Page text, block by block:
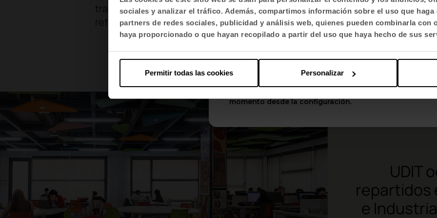
sociales y analizar el tráfico. Además, compartimos información sobre el uso que
partners de redes sociales, publicidad y análisis web, quienes pueden combinarla con
haya proporcionado o que hayan recopilado a partir del uso que haya hecho de sus
Personalizar
Permitir todas las cookies
transformar la experiencia educativa desde dentro y acompañar el
referencia.
UDIT
repartidos
e
Selecciona idioma
English US
Aplicar
momento desde la configuración.